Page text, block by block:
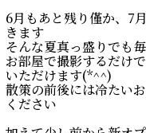
6月もあと残り僅か、7
きます
そんな夏真っ盛りでも
お部屋で撮影するだけ
いただけます(*^^)
散策の前後には冷たい
ください